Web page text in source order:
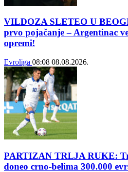
VILDOZA SLETEO U
prvo pojačanje – Argentinac
opremi!
Evroliga 08:08 08.08.2026.
PARTIZAN TRLJA RUKE:
doneo crno-belima 300.000